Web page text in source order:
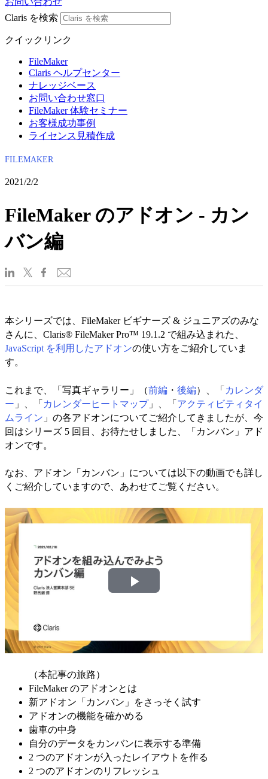
Claris を検索
クイックリンク
FileMaker
Claris ヘルプセンター
ナレッジベース
お問い合わせ窓口
FileMaker 体験セミナー
お客様成功事例
ライセンス見積作成
FILEMAKER
2021/2/2
FileMaker のアドオン - カン
バン編
本シリーズでは、FileMaker ビギナーズ & ジュニアズのみな
さんに、Claris® FileMaker Pro™ 19.1.2 で組み込まれた、
JavaScript を利用したアドオンの使い方をご紹介していま
す。
これまで、「写真ギャラリー」（前編 ・ 後編）、「 カレンダ
ー 」、「 カレンダーヒートマップ」、「 アクティビティタイ
ムライン 」の各アドオンについてご紹介してきましたが、今
回はシリーズ 5 回目、お待たせしました、「カンバン」アド
オンです。
なお、アドオン「カンバン」については以下の動画でも詳し
くご紹介していますので、あわせてご覧ください。
Play
（本記事の旅路）
FileMaker のアドオンとは
新アドオン「カンバン」をさっそく試す
アドオンの機能を確かめる
歯車の中身
自分のデータをカンバンに表示する準備
2 つのアドオンが入ったレイアウトを作る
2 つのアドオンのリフレッシュ